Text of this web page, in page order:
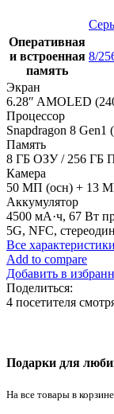
Оперативная
и встроенная
память
8/
Экран
6.28″ AMOLED
Процессор
Snapdragon 8 Gen1
Память
8 ГБ ОЗУ / 256 ГБ
Камера
50 МП (осн) + 13
Аккумулятор
4500 мА·ч, 67 Вт
5G, NFC,
Все характеристики
Add to compare
Добавить в
Поделиться:
4 посетителя
Подарки для
На все товары в